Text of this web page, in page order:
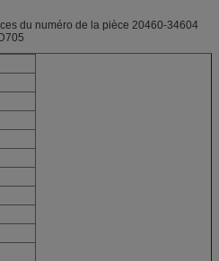
du numéro de la pièce 20460-34604